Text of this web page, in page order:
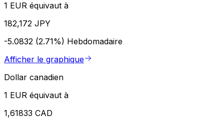
1 EUR équivaut à
182,172 JPY
-5.0832 (2.71%) Hebdomadaire
Afficher le graphique
Dollar canadien
1 EUR équivaut à
1,61833 CAD